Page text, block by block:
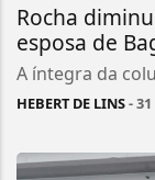
Rocha
esposa de
A íntegra da
HEBERT DE LINS- 31